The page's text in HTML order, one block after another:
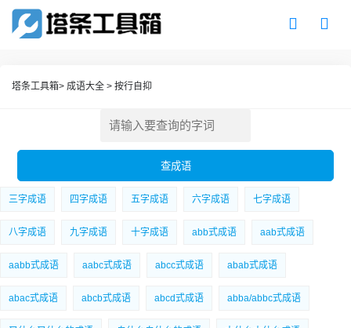
塔条工具箱> 成语大全 > 按行自抑
三字成语 四字成语 五字成语 六字成语 七字成语
八字成语 九字成语 十字成语 abb式成语 aab式成语
aabb式成语 aabc式成语 abcc式成语 abab式成语
abac式成语 abcb式成语 abcd式成语 abba/abbc式成语